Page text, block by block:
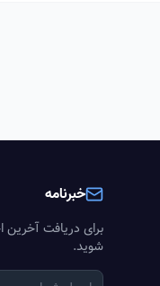
خبرنامه
برای دریافت آخرین
شوید.